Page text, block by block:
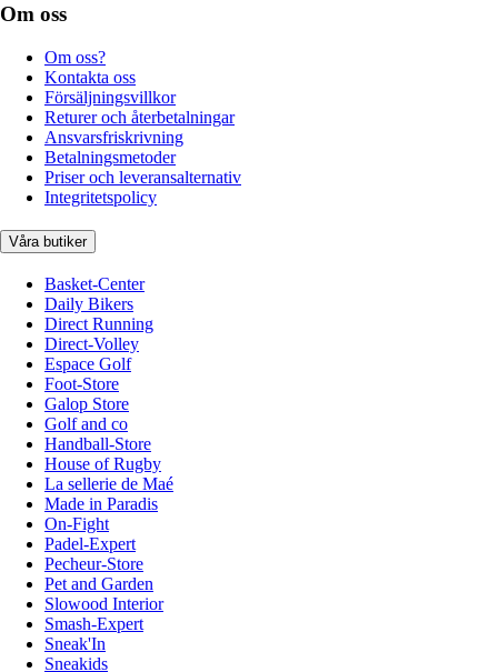
Om oss
Om oss?
Kontakta oss
Försäljningsvillkor
Returer och återbetalningar
Ansvarsfriskrivning
Betalningsmetoder
Priser och leveransalternativ
Integritetspolicy
Våra butiker
Basket-Center
Daily Bikers
Direct Running
Direct-Volley
Espace Golf
Foot-Store
Galop Store
Golf and co
Handball-Store
House of Rugby
La sellerie de Maé
Made in Paradis
On-Fight
Padel-Expert
Pecheur-Store
Pet and Garden
Slowood Interior
Smash-Expert
Sneak'In
Sneakids